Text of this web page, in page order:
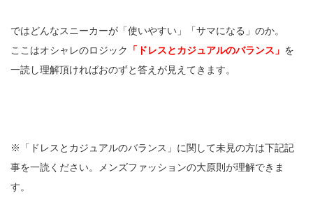
ではどんなスニーカーが「使いやすい」「サマになる」のか。
ここはオシャレのロジック
「ドレスとカジュアルのバランス」 を
一読し理解頂ければおのずと答えが見えてきます。
※「ドレスとカジュアルのバランス」に関して未見の方は下記記
事を一読ください。メンズファッションの大原則が理解できま
す。